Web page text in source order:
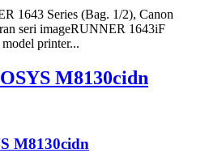
1643 Series (Bag. 1/2), Canon
seri imageRUNNER 1643iF
printer...
M8130cidn
M8130cidn